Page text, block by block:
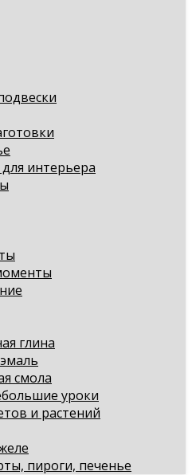
интерьера
глина
смола
уроки
и растений
пироги, печенье